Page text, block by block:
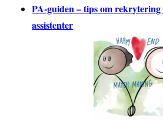
PA-guiden – tips om rekrytering
assistenter